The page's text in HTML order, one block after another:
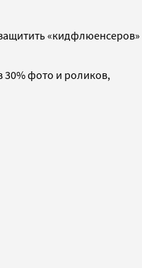
«кидфлюенсеров»
30% фото и роликов,